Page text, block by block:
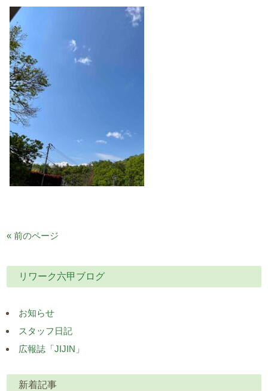
« 前のページ
リワーク六甲ブログ
お知らせ
スタッフ日記
広報誌「JIJIN」
新着記事